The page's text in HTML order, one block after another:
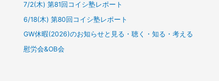
7/2(木) 第81回コイシ塾レポート
6/18(木) 第80回コイシ塾レポート
GW休暇(2026)のお知らせと見る・聴く・知る・考える
慰労会&OB会